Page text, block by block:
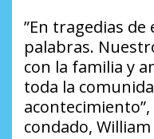
”En tragedias
palabras.
con la familia y
toda la
condado, William